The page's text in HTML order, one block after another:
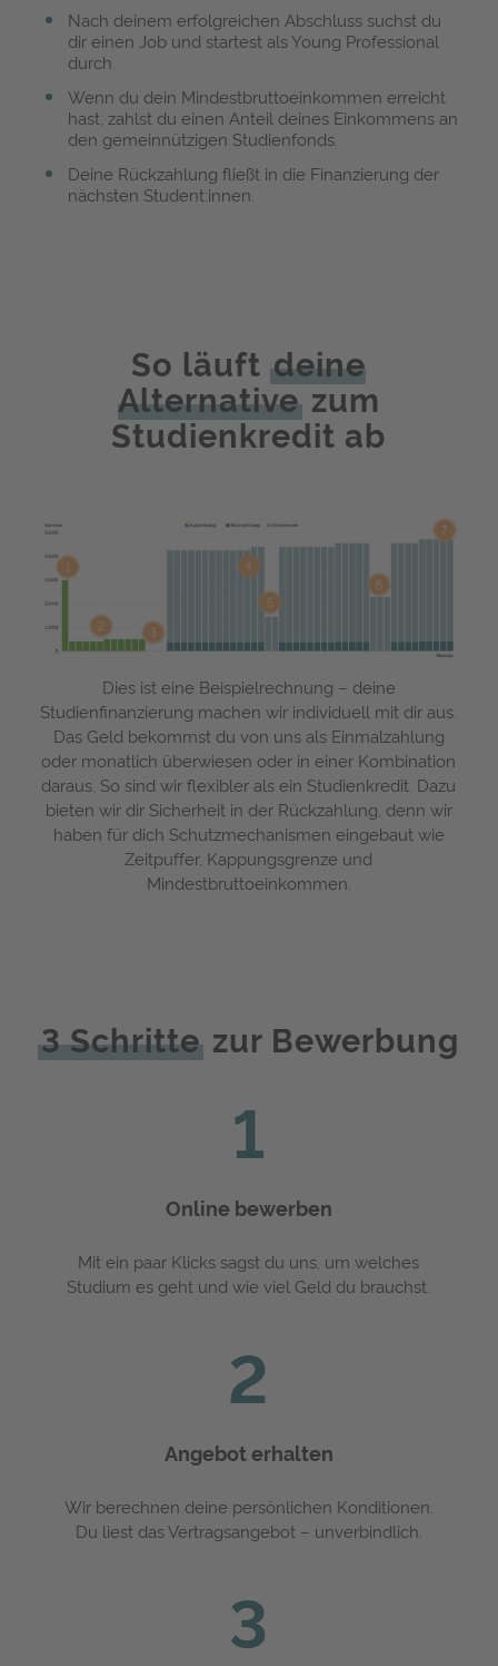
Nach deinem erfolgreichen Abschluss suchst du
dir einen Job und startest als Young Professional
durch.
Wenn du dein Mindestbruttoeinkommen erreicht
hast, zahlst du einen Anteil deines Einkommens an
den gemeinnützigen Studienfonds.
Deine Rückzahlung fließt in die Finanzierung der
nächsten Student:innen.
So läuftdeine
Alternativezum
Studienkredit ab
1
2 3
4
5
6
7
Dies ist eine Beispielrechnung – deine
Studienfinanzierung machen wir individuell mit dir aus.
Das Geld bekommst du von uns als Einmalzahlung
oder monatlich überwiesen oder in einer Kombination
daraus. So sind wir flexibler als ein Studienkredit. Dazu
bieten wir dir Sicherheit in der Rückzahlung, denn wir
haben für dich Schutzmechanismen eingebaut wie
Zeitpuffer, Kappungsgrenze und
Mindestbruttoeinkommen.
3 Schritte zur Bewerbung
1
Online bewerben
Mit ein paar Klicks sagst du uns, um welches
Studium es geht und wie viel Geld du brauchst.
2
Angebot erhalten
Wir berechnen deine persönlichen Konditionen.
Du liest das Vertragsangebot – unverbindlich.
3